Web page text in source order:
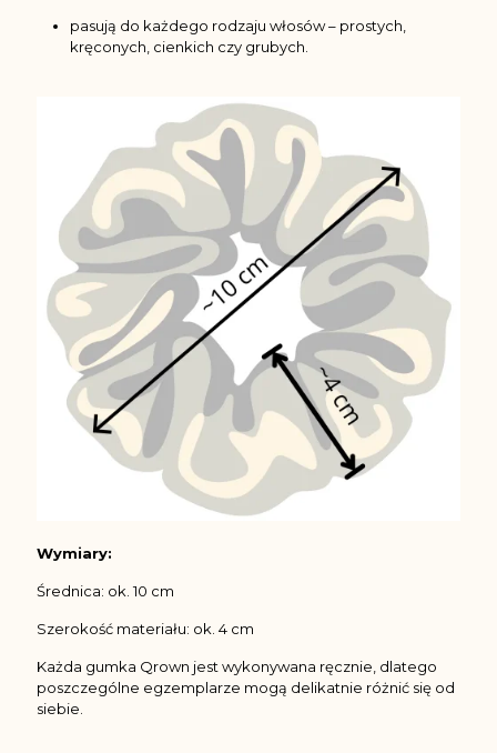
pasują do każdego rodzaju włosów – prostych,
kręconych, cienkich czy grubych.
Wymiary:
Średnica: ok. 10 cm
Szerokość materiału: ok. 4 cm
Każda gumka Qrown jest wykonywana ręcznie, dlatego
poszczególne egzemplarze mogą delikatnie różnić się od
siebie.